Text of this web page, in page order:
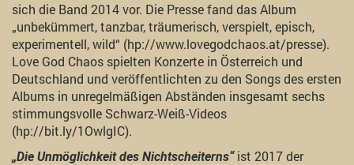
sich die Band 2014 vor. Die Presse fand das Album
„unbekümmert, tanzbar, träumerisch, verspielt, episch,
experimentell, wild“ (hp://www.lovegodchaos.at/presse).
Love God Chaos spielten Konzerte in Österreich und
Deutschland und veröffentlichten zu den Songs des ersten
Albums in unregelmäßigen Abständen insgesamt sechs
stimmungsvolle Schwarz-Weiß-Videos
(hp://bit.ly/1OwlgIC).
„Die Unmöglichkeit des Nichtscheiterns“ ist 2017 der